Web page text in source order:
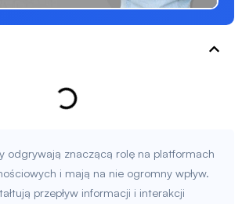
odgrywają znaczącą rolę na platformach
i mają na nie ogromny wpływ.
przepływ informacji i interakcji